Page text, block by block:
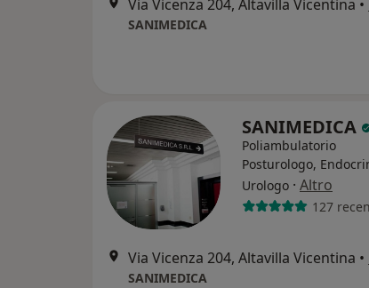
Via Vicenza 204, Altavilla Vicentina •
SANIMEDICA
SANIMEDICA
Poliambulatorio
Posturologo,
Urologo · Altro
127
Via Vicenza 204, Altavilla Vicentina •
SANIMEDICA